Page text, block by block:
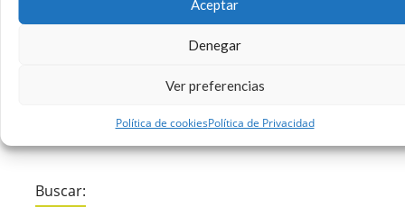
Aceptar
Denegar
Ver preferencias
Política de cookiesPolítica de Privacidad
el hábito de utilizar envases de plástico
Buscar: